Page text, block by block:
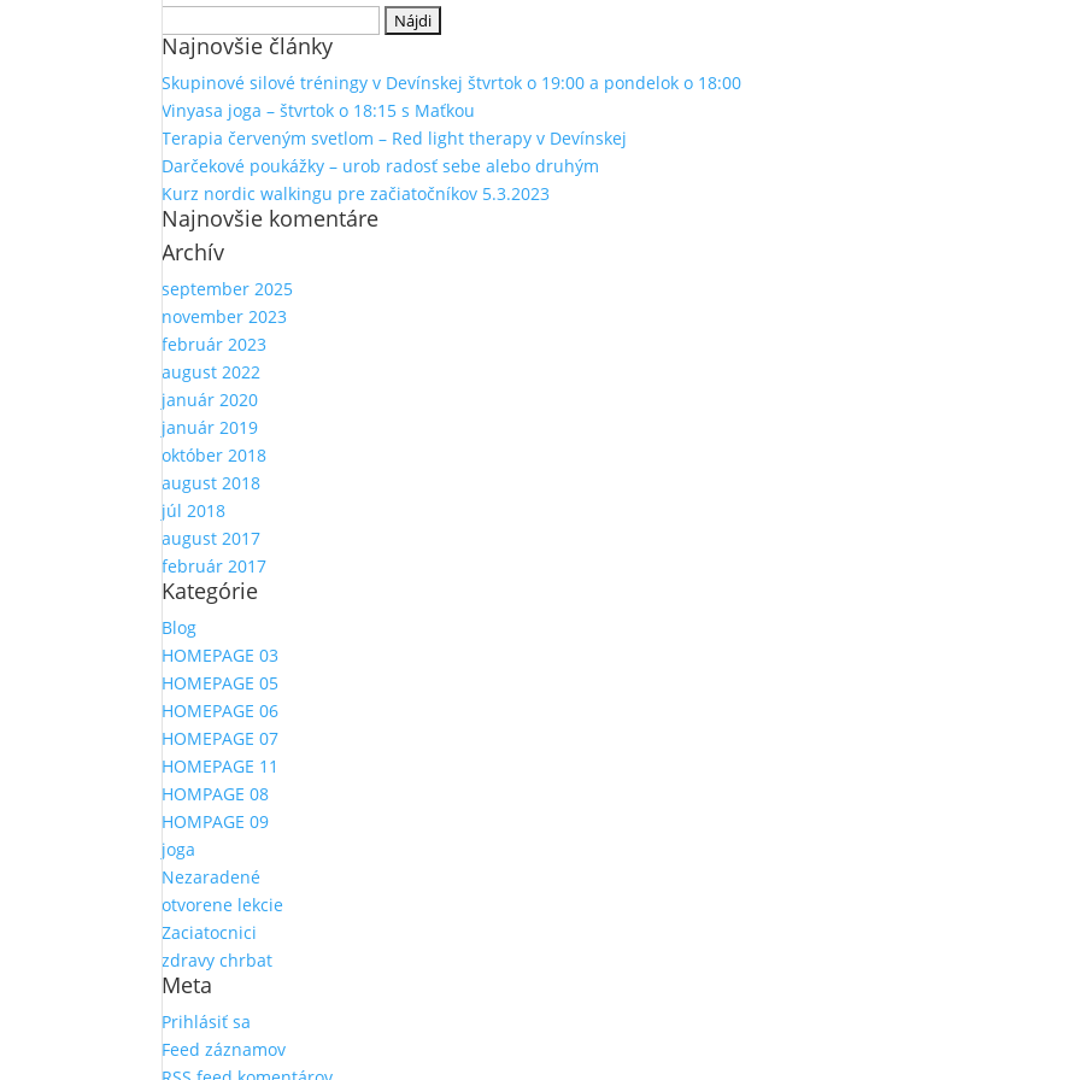
Najnovšie články
Skupinové silové tréningy v Devínskej štvrtok o 19:00 a pondelok o 18:00
Vinyasa joga – štvrtok o 18:15 s Maťkou
Terapia červeným svetlom – Red light therapy v Devínskej
Darčekové poukážky – urob radosť sebe alebo druhým
Kurz nordic walkingu pre začiatočníkov 5.3.2023
Najnovšie komentáre
Archív
september 2025
november 2023
február 2023
august 2022
január 2020
január 2019
október 2018
august 2018
júl 2018
august 2017
február 2017
Kategórie
Blog
HOMEPAGE 03
HOMEPAGE 05
HOMEPAGE 06
HOMEPAGE 07
HOMEPAGE 11
HOMPAGE 08
HOMPAGE 09
joga
Nezaradené
otvorene lekcie
Zaciatocnici
zdravy chrbat
Meta
Prihlásiť sa
Feed záznamov